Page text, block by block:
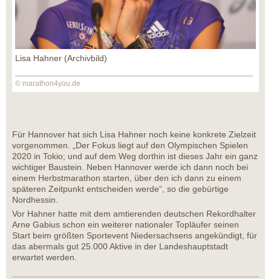
Lisa Hahner (Archivbild)
© marathon4you.de
Für Hannover hat sich Lisa Hahner noch keine konkrete Zielzeit
vorgenommen. „Der Fokus liegt auf den Olympischen Spielen
2020 in Tokio; und auf dem Weg dorthin ist dieses Jahr ein ganz
wichtiger Baustein. Neben Hannover werde ich dann noch bei
einem Herbstmarathon starten, über den ich dann zu einem
späteren Zeitpunkt entscheiden werde“, so die gebürtige
Nordhessin.
Vor Hahner hatte mit dem amtierenden deutschen Rekordhalter
Arne Gabius schon ein weiterer nationaler Topläufer seinen
Start beim größten Sportevent Niedersachsens angekündigt, für
das abermals gut 25.000 Aktive in der Landeshauptstadt
erwartet werden.